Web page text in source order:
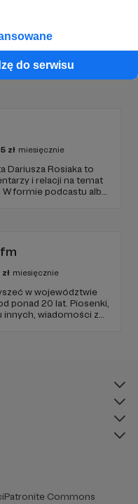
do serwisu
zł miesięcznie
Dariusza Rosiaka to
i relacji na temat
formie podcastu albo
zł miesięcznie
w województwie
ponad 20 lat. Piosenki,
innych, wiadomości z
Patronite Commons